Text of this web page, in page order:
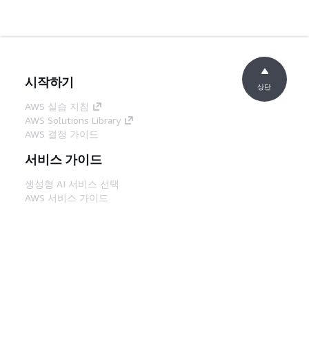
시작하기
AWS 실습 지침
AWS Solutions Library
AWS 결정 가이드
서비스 가이드
생성형 AI 서비스 선택
AWS 서비스 가이드
상단